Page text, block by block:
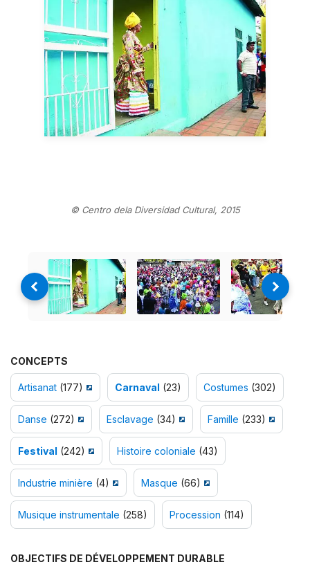
© Centro dela Diversidad Cultural, 2015
CONCEPTS
Artisanat (177) Carnaval (23) Costumes (302)
Danse (272) Esclavage (34) Famille (233)
Festival (242) Histoire coloniale (43)
Industrie minière (4) Masque (66)
Musique instrumentale (258) Procession (114)
OBJECTIFS DE DÉVELOPPEMENT DURABLE